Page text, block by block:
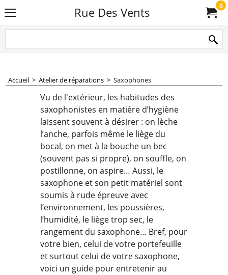
Rue Des Vents 0
Accueil > Atelier de réparations > Saxophones
Vu de l'extérieur, les habitudes des
saxophonistes en matière d’hygiène
laissent souvent à désirer : on lèche
l’anche, parfois même le liège du
bocal, on met à la bouche un bec
(souvent pas si propre), on souffle, on
postillonne, on aspire… Aussi, le
saxophone et son petit matériel sont
soumis à rude épreuve avec
l’environnement, les poussières,
l’humidité, le liège trop sec, le
rangement du saxophone… Bref, pour
votre bien, celui de votre portefeuille
et surtout celui de votre saxophone,
voici un guide pour entretenir au